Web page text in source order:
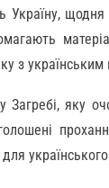
Україну,
з
Загребі, яку